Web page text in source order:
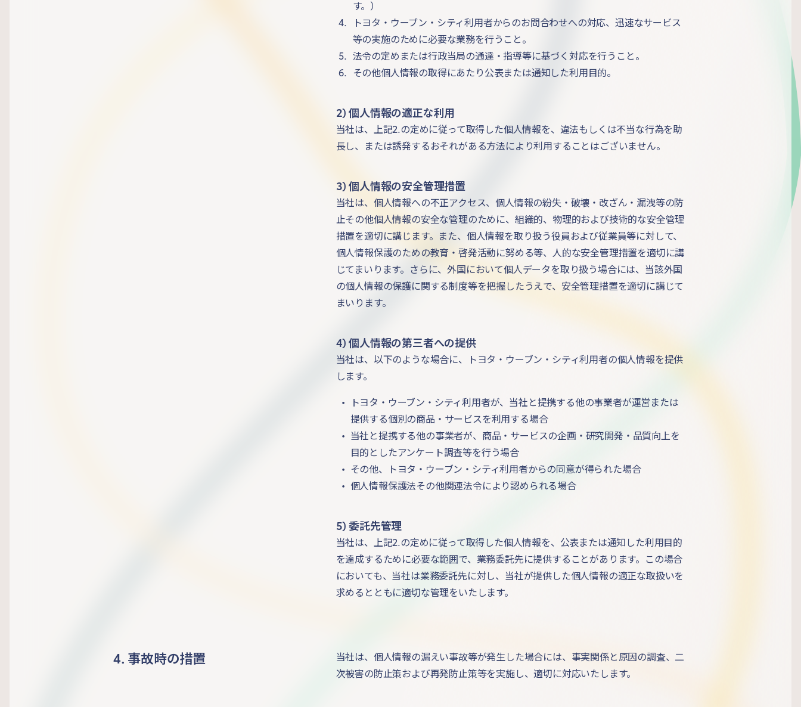
す。）
4.
トヨタ・ウーブン・シティ利用者からのお問合わせへの対応、迅速なサービス
等の実施のために必要な業務を行うこと。
5. 法令の定めまたは行政当局の通達・指導等に基づく対応を行うこと。
6. その他個人情報の取得にあたり公表または通知した利用目的。
2) 個人情報の適正な利用
当社は、上記2.の定めに従って取得した個人情報を、違法もしくは不当な行為を助
長し、または誘発するおそれがある方法により利用することはございません。
3) 個人情報の安全管理措置
当社は、個人情報への不正アクセス、個人情報の紛失・破壊・改ざん・漏洩等の防
止その他個人情報の安全な管理のために、組織的、物理的および技術的な安全管理
措置を適切に講じます。また、個人情報を取り扱う役員および従業員等に対して、
個人情報保護のための教育・啓発活動に努める等、人的な安全管理措置を適切に講
じてまいります。さらに、外国において個人データを取り扱う場合には、当該外国
の個人情報の保護に関する制度等を把握したうえで、安全管理措置を適切に講じて
まいります。
4) 個人情報の第三者への提供
当社は、以下のような場合に、トヨタ・ウーブン・シティ利用者の個人情報を提供
します。
•
トヨタ・ウーブン・シティ利用者が、当社と提携する他の事業者が運営または
提供する個別の商品・サービスを利用する場合
• 当社と提携する他の事業者が、商品・サービスの企画・研究開発・品質向上を
目的としたアンケート調査等を行う場合
•
その他、トヨタ・ウーブン・シティ利用者からの同意が得られた場合
• 個人情報保護法その他関連法令により認められる場合
5) 委託先管理
当社は、上記2.の定めに従って取得した個人情報を、公表または通知した利用目的
を達成するために必要な範囲で、業務委託先に提供することがあります。この場合
においても、当社は業務委託先に対し、当社が提供した個人情報の適正な取扱いを
求めるとともに適切な管理をいたします。
4. 事故時の措置
当社は、個人情報の漏えい事故等が発生した場合には、事実関係と原因の調査、二
次被害の防止策および再発防止策等を実施し、適切に対応いたします。